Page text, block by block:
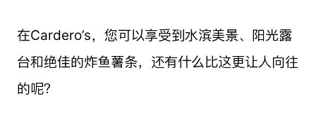
在Cardero’s，您可以享受到水滨美景、阳光露
台和绝佳的炸鱼薯条，还有什么比这更让人向往
的呢？